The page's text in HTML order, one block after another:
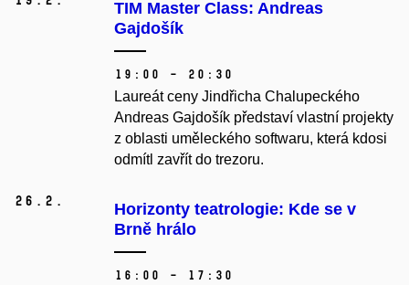
TIM Master Class: Andreas
Gajdošík
19:00 – 20:30
Laureát ceny Jindřicha Chalupeckého
Andreas Gajdošík představí vlastní projekty
z oblasti uměleckého softwaru, která kdosi
odmítl zavřít do trezoru.
26. 2.
Horizonty teatrologie: Kde se v
Brně hrálo
16:00 – 17:30